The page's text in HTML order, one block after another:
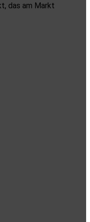
das am Markt